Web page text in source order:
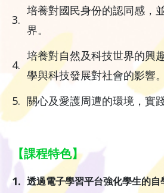
3.
培養對國民身份的認同感，
界。
4.
培養對自然及科技世界的興
學與科技發展對社會的影響。
5. 關心及愛護周遭的環境，實
【課程特色】
1. 透過電子學習平台強化學生的自